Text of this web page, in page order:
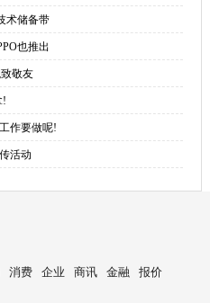
术储备带
也推出
敬友
!
作要做呢!
活动
消费 企业 商讯 金融
报价